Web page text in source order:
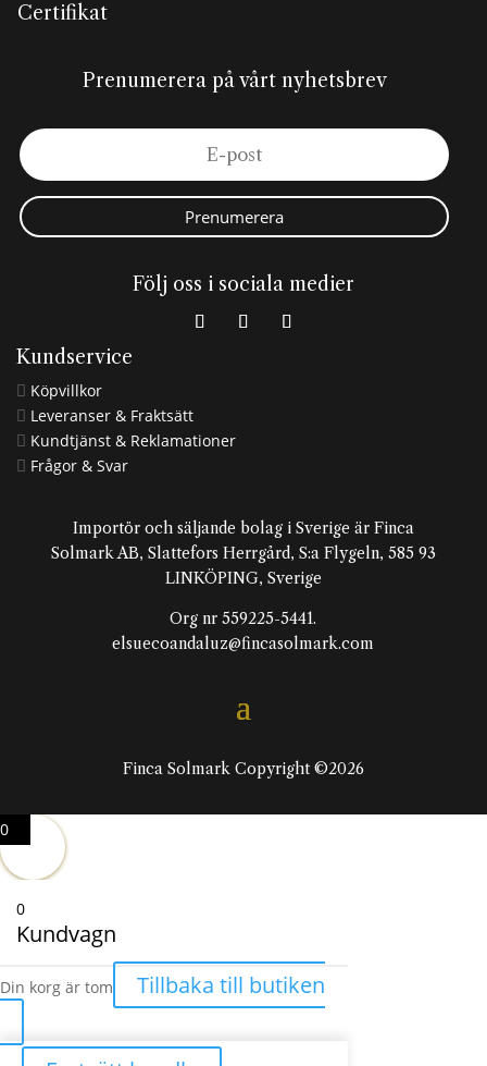
Certifikat
Prenumerera på vårt nyhetsbrev
Prenumerera
Följ oss i sociala medier
Kundservice
 Köpvillkor
 Leveranser & Fraktsätt
 Kundtjänst & Reklamationer
 Frågor & Svar
Importör och säljande bolag i Sverige är Finca
Solmark AB, Slattefors Herrgård, S:a Flygeln, 585 93
LINKÖPING, Sverige
Org nr 559225-5441.
elsuecoandaluz@fincasolmark.com
Finca Solmark Copyright ©2026
0
0
Kundvagn
Din korg är tom Tillbaka till butiken